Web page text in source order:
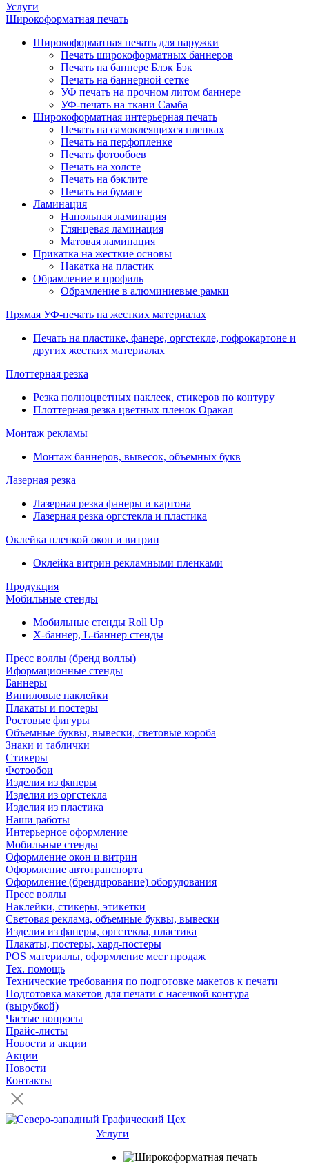
Услуги
Широкоформатная печать
Широкоформатная печать для наружки
Печать широкоформатных баннеров
Печать на баннере Блэк Бэк
Печать на баннерной сетке
УФ печать на прочном литом баннере
УФ-печать на ткани Самба
Широкоформатная интерьерная печать
Печать на самоклеящихся пленках
Печать на перфопленке
Печать фотообоев
Печать на холсте
Печать на бэклите
Печать на бумаге
Ламинация
Напольная ламинация
Глянцевая ламинация
Матовая ламинация
Прикатка на жесткие основы
Накатка на пластик
Обрамление в профиль
Обрамление в алюминиевые рамки
Прямая УФ-печать на жестких материалах
Печать на пластике, фанере, оргстекле, гофрокартоне и
других жестких материалах
Плоттерная резка
Резка полноцветных наклеек, стикеров по контуру
Плоттерная резка цветных пленок Оракал
Монтаж рекламы
Монтаж баннеров, вывесок, объемных букв
Лазерная резка
Лазерная резка фанеры и картона
Лазерная резка оргстекла и пластика
Оклейка пленкой окон и витрин
Оклейка витрин рекламными пленками
Продукция
Мобильные стенды
Мобильные стенды Roll Up
Х-баннер, L-баннер стенды
Пресс воллы (бренд воллы)
Иформационные стенды
Баннеры
Виниловые наклейки
Плакаты и постеры
Ростовые фигуры
Объемные буквы, вывески, световые короба
Знаки и таблички
Стикеры
Фотообои
Изделия из фанеры
Изделия из оргстекла
Изделия из пластика
Наши работы
Интерьерное оформление
Мобильные стенды
Оформление окон и витрин
Оформление автотранспорта
Оформление (брендирование) оборудования
Пресс воллы
Наклейки, стикеры, этикетки
Световая реклама, объемные буквы, вывески
Изделия из фанеры, оргстекла, пластика
Плакаты, постеры, хард-постеры
POS материалы, оформление мест продаж
Тех. помощь
Технические требования по подготовке макетов к печати
Подготовка макетов для печати с насечкой контура
(вырубкой)
Частые вопросы
Прайс-листы
Новости и акции
Акции
Новости
Контакты
Услуги